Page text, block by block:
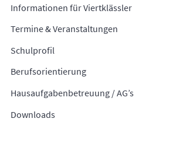
Informationen für Viertklässler
Termine & Veranstaltungen
Schulprofil
Berufsorientierung
Hausaufgabenbetreuung / AG’s
Downloads